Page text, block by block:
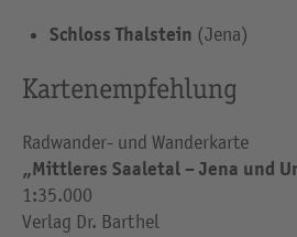
Schloss Thalstein (Jena)
Kartenempfehlung
Radwander- und Wanderkarte
„Mittleres Saaletal – Jena und
1:35.000
Verlag Dr. Barthel